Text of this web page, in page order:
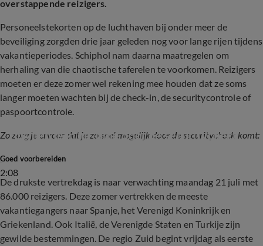
overstappende reizigers.
Personeelstekorten op de luchthaven bij onder meer de
beveiliging zorgden drie jaar geleden nog voor lange rijen tijdens
vakantieperiodes. Schiphol nam daarna maatregelen om
herhaling van die chaotische taferelen te voorkomen. Reizigers
moeten er deze zomer wel rekening mee houden dat ze soms
langer moeten wachten bij de check-in, de securitycontrole of
paspoortcontrole.
Zo zorg je ervoor dat je zo snel mogelijk door de securitycheck komt:
2:08
Nooit meer wachten op Schiphol: met deze
tips ben je in no-time door de securitycheck
Goed voorbereiden
De drukste vertrekdag is naar verwachting maandag 21 juli met
86.000 reizigers. Deze zomer vertrekken de meeste
vakantiegangers naar Spanje, het Verenigd Koninkrijk en
Griekenland. Ook Italië, de Verenigde Staten en Turkije zijn
gewilde bestemmingen. De regio Zuid begint vrijdag als eerste